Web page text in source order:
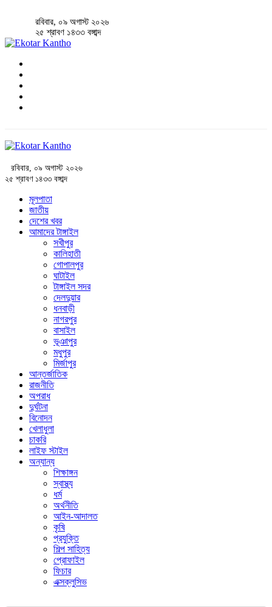
রবিবার, ০৯ অগাস্ট ২০২৬
২৫ শ্রাবণ ১৪৩৩ বঙ্গাব্দ
রবিবার, ০৯ অগাস্ট ২০২৬
২৫ শ্রাবণ ১৪৩৩ বঙ্গাব্দ
মূলপাতা
জাতীয়
দেশের খবর
আমাদের টাঙ্গাইল
সখীপুর
কালিহাতী
গোপালপুর
ঘাটাইল
টাঙ্গাইল সদর
দেলদুয়ার
ধনবাড়ী
নাগরপুর
বাসাইল
ভূঞাপুর
মধুপুর
মির্জাপুর
আন্তর্জাতিক
রাজনীতি
অপরাধ
দুর্ঘটনা
বিনোদন
খেলাধুলা
চাকরি
লাইফ স্টাইল
অন্যান্য
শিক্ষাঙ্গন
স্বাস্থ্য
ধর্ম
অর্থনীতি
আইন-আদালত
কৃষি
প্রযুক্তি
শিল্প সাহিত্য
প্রোফাইল
ফিচার
এক্সক্লুসিভ